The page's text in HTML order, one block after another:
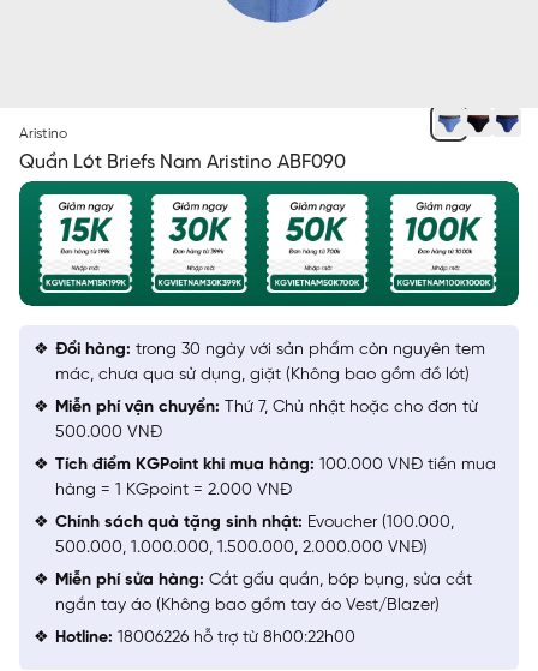
Aristino
Quần Lót Briefs Nam Aristino ABF090
Đổi hàng: trong 30 ngày với sản phẩm còn nguyên tem
mác, chưa qua sử dụng, giặt (Không bao gồm đồ lót)
Miễn phí vận chuyển: Thứ 7, Chủ nhật hoặc cho đơn từ
500.000 VNĐ
Tích điểm KGPoint khi mua hàng: 100.000 VNĐ tiền mua
hàng = 1 KGpoint = 2.000 VNĐ
Chính sách quà tặng sinh nhật: Evoucher (100.000,
500.000, 1.000.000, 1.500.000, 2.000.000 VNĐ)
Miễn phí sửa hàng: Cắt gấu quần, bóp bụng, sửa cắt
ngắn tay áo (Không bao gồm tay áo Vest/Blazer)
Hotline: 18006226 hỗ trợ từ 8h00:22h00